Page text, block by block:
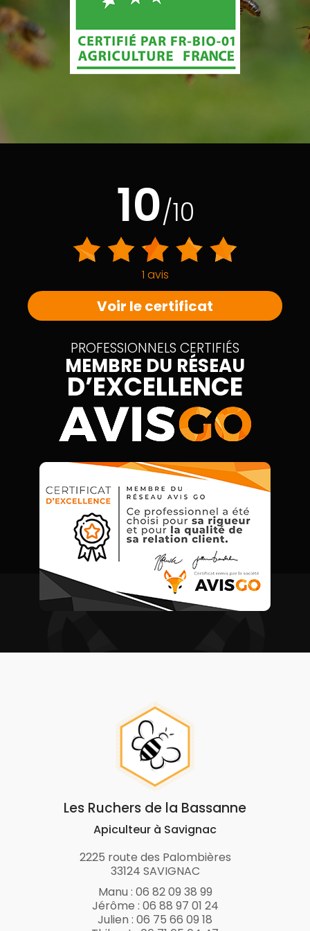
10/10
1 avis
Voir le certificat
PROFESSIONNELS CERTIFIÉS
MEMBRE DU RÉSEAU
D’EXCELLENCE
Les Ruchers de la Bassanne
Apiculteur à Savignac
2225 route des Palombières
33124 SAVIGNAC
Manu : 06 82 09 38 99
Jérôme : 06 88 97 01 24
Julien : 06 75 66 09 18